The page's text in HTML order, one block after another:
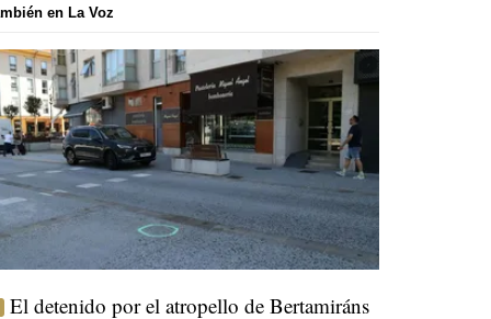
en La Voz
El detenido por el atropello de Bertamiráns